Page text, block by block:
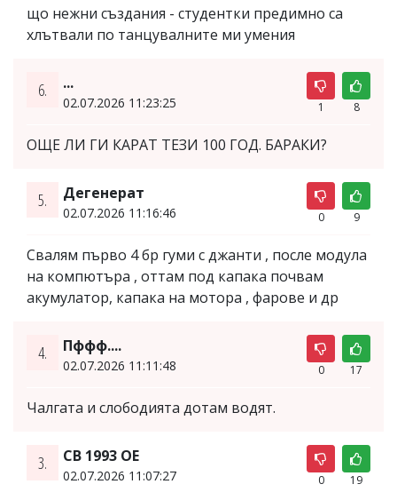
що нежни създания - студентки предимно са
хлътвали по танцувалните ми умения
6. ...
02.07.2026 11:23:25 1 8
ОЩЕ ЛИ ГИ КАРАТ ТЕЗИ 100 ГОД. БАРАКИ?
5. Дегенерат
02.07.2026 11:16:46 0 9
Свалям първо 4 бр гуми с джанти , после модула
на компютъра , оттам под капака почвам
акумулатор, капака на мотора , фарове и др
4. Пффф....
02.07.2026 11:11:48 0 17
Чалгата и слободията дотам водят.
3. СВ 1993 ОЕ
02.07.2026 11:07:27 0 19